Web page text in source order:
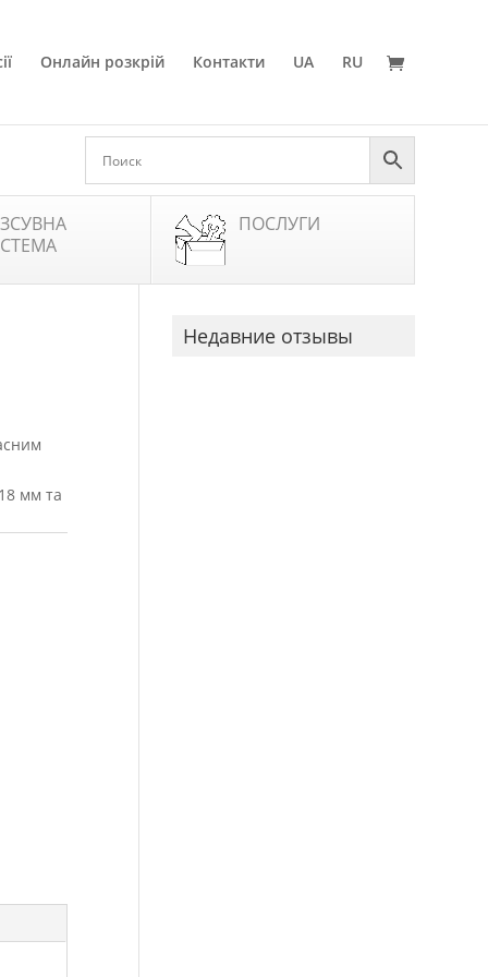
Онлайн розкрій Контакти UA RU
ПОСЛУГИ
мм та
Недавние отзывы